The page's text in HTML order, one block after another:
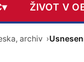
▾ ŽIVOT V
archiv